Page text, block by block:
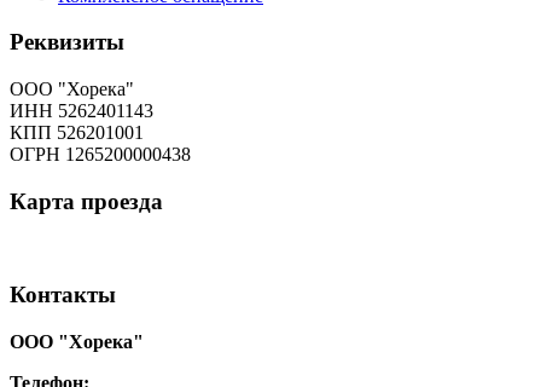
Реквизиты
ООО "Хорека"
ИНН 5262401143
КПП 526201001
ОГРН 1265200000438
Карта проезда
Контакты
ООО "Хорека"
Телефон: